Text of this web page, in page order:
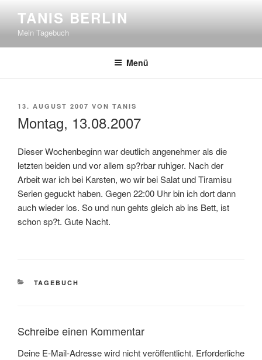
springen
TANIS BERLIN
Mein Tagebuch
Menü
VERÖFFENTLICHT
13. AUGUST 2007 VON TANIS
Montag, 13.08.2007
Dieser Wochenbeginn war deutlich angenehmer als die
letzten beiden und vor allem sp?rbar ruhiger. Nach der
Arbeit war ich bei Karsten, wo wir bei Salat und Tiramisu
Serien geguckt haben. Gegen 22:00 Uhr bin ich dort dann
auch wieder los. So und nun gehts gleich ab ins Bett, ist
schon sp?t. Gute Nacht.
KATEGORIEN
TAGEBUCH
Schreibe einen Kommentar
Deine E-Mail-Adresse wird nicht veröffentlicht. Erforderliche